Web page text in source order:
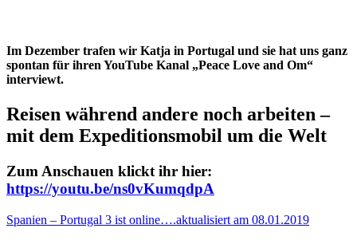
Im Dezember trafen wir Katja in Portugal und sie hat uns ganz
spontan für ihren YouTube Kanal „Peace Love and Om“
interviewt.
Reisen während andere noch arbeiten –
mit dem Expeditionsmobil um die Welt
Zum Anschauen klickt ihr hier:
https://youtu.be/ns0vKumqdpA
Spanien – Portugal 3 ist online….aktualisiert am 08.01.2019